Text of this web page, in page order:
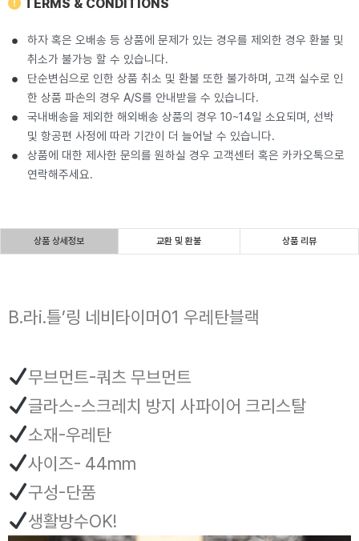
TERMS & CONDITIONS
하자 혹은 오배송 등 상품에 문제가 있는 경우를 제외한 경우 환불 및
취소가 불가능 할 수 있습니다.
단순변심으로 인한 상품 취소 및 환불 또한 불가하며, 고객 실수로 인
한 상품 파손의 경우 A/S를 안내받을 수 있습니다.
국내배송을 제외한 해외배송 상품의 경우 10~14일 소요되며, 선박
및 항공편 사정에 따라 기간이 더 늘어날 수 있습니다.
상품에 대한 제사한 문의를 원하실 경우 고객센터 혹은 카카오톡으로
연락해주세요.
상품 상세정보 교환 및 환불 상품 리뷰
B.라i.틀’링 네비타이머01 우레탄블랙
무브먼트-쿼츠 무브먼트
글라스-스크레치 방지 사파이어 크리스탈
소재-우레탄
사이즈- 44mm
구성-단품
생활방수OK!